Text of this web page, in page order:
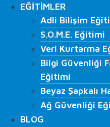
Adli Bilişim
S.O.M.E. Eğitimi
Veri Kurtarma
Bilgi Güvenliği
Eğitimi
Beyaz Şapkalı
Ağ Güvenliği
BLOG
EĞİTİMLER
Adli Bilişim
S.O.M.E. Eğitimi
Veri Kurtarma
Bilgi Güvenliği
Eğitimi
Beyaz Şapkalı
Ağ Güvenliği
BLOG